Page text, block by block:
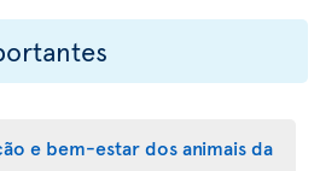
e bem-estar dos animais da